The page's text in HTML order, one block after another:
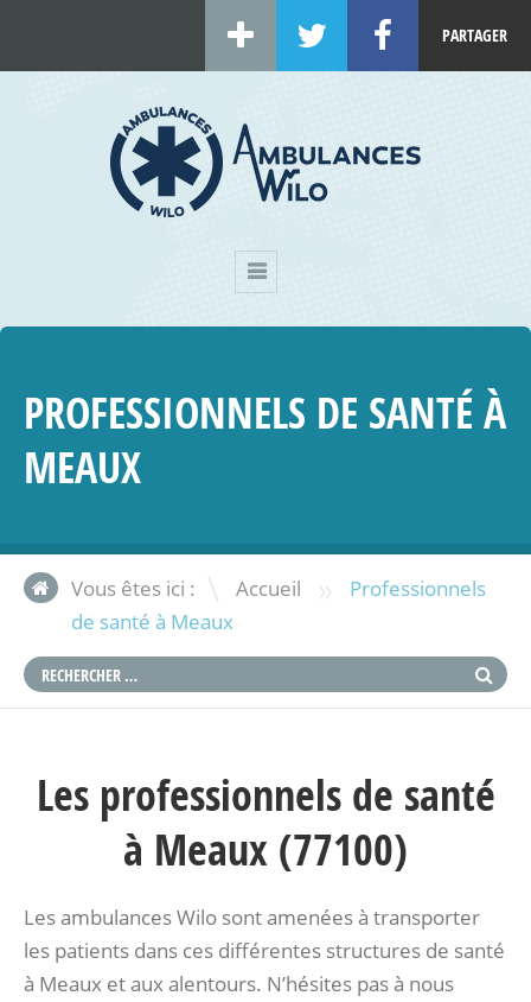
PARTAGER
PROFESSIONNELS DE SANTÉ À
MEAUX
Vous êtes ici : Accueil »
Professionnels
de santé à Meaux
Les professionnels de santé
à Meaux (77100)
Les ambulances Wilo sont amenées à transporter
les patients dans ces différentes structures de santé
à Meaux et aux alentours. N’hésites pas à nous